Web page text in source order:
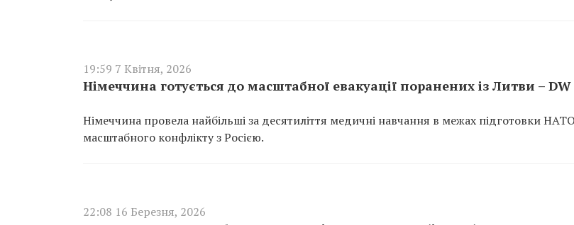
19:59 7 Квітня, 2026
Німеччина готується до масштабної евакуації поранених із Литви – DW
Німеччина провела найбільші за десятиліття медичні навчання в межах підготовки
масштабного конфлікту з Росією.
22:08 16 Березня, 2026